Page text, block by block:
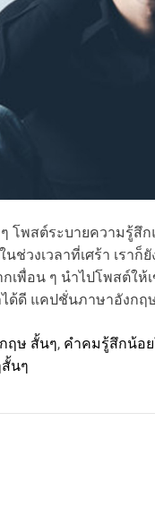
โพสต์ระบายความรู้สึ
นช่วงเวลาที่เศร้า เรา
เพื่อน ๆ นำไปโพสต์ใ
ด้ดี แคปชั่นภาษาอังกฤ
ฤษ สั้นๆ, คำคมรู้สึกน้อ
นๆ